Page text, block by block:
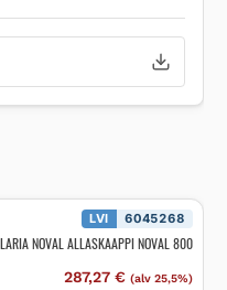
LVI 6045268
NOVAL ALLASKAAPPI NOVAL 800
287,27 € (alv 25,5%)